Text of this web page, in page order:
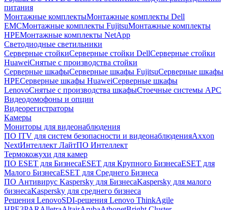
питания
Монтажные комплектыМонтажные комплекты Dell
EMCМонтажные комплекты FujitsuМонтажные комплекты
HPEМонтажные комплекты NetApp
Светодиодные светильники
Серверные стойкиСерверные стойки DellСерверные стойки
HuaweiСнятые с производства стойки
Серверные шкафыСерверные шкафы FujitsuСерверные шкафы
HPEСерверные шкафы HuaweiСерверные шкафы
LenovoСнятые с производства шкафыСтоечные системы APC
Видеодомофоны и опции
Видеорегистраторы
Камеры
Мониторы для видеонаблюдения
ПО ITV для систем безопасности и видеонаблюденияAxxon
NextИнтеллект ЛайтПО Интеллект
Термокожухи для камер
ПО ESET для БизнесаESET для Крупного БизнесаESET для
Малого БизнесаESET для Среднего Бизнеса
ПО Антивирус Kaspersky для БизнесаKaspersky для малого
бизнесаKaspersky для среднего бизнеса
Решения LenovoSDI-решения Lenovo ThinkAgile